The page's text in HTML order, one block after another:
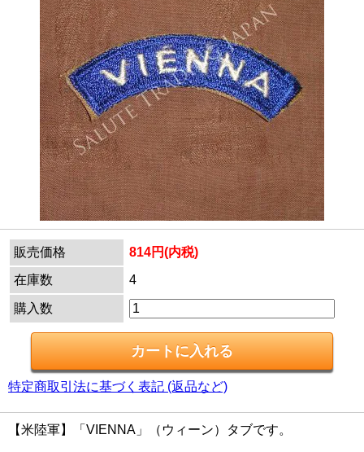
販売価格
814円(内税)
在庫数
4
購入数
特定商取引法に基づく表記 (返品など)
【米陸軍】「VIENNA」（ウィーン）タブです。